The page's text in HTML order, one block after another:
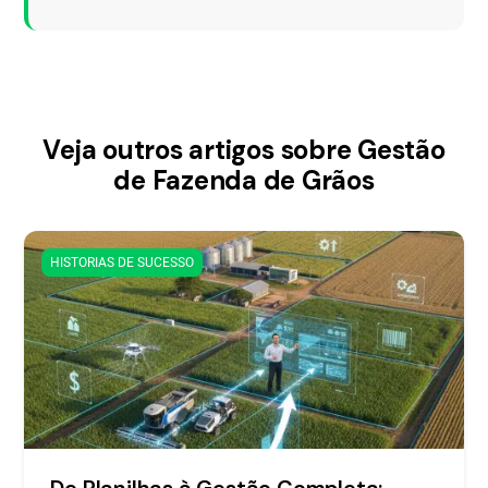
Veja outros artigos sobre Gestão
de Fazenda de Grãos
HISTORIAS DE SUCESSO